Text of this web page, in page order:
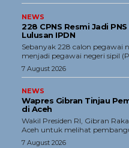
NEWS
228 CPNS Resmi Jadi
Lulusan IPDN
Sebanyak 228 calon pegawai
menjadi pegawai negeri sipil
7 August 2026
NEWS
Wapres Gibran Tinjau
di Aceh
Wakil Presiden RI, Gibran
Aceh untuk melihat
7 August 2026